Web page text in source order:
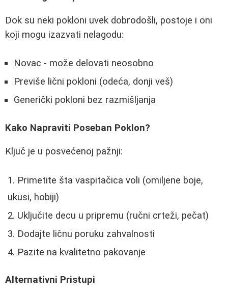
Dok su neki pokloni uvek dobrodošli, postoje i oni
koji mogu izazvati nelagodu:
Novac - može delovati neosobno
Previše lični pokloni (odeća, donji veš)
Generički pokloni bez razmišljanja
Kako Napraviti Poseban Poklon?
Ključ je u posvećenoj pažnji:
Primetite šta vaspitačica voli (omiljene boje,
ukusi, hobiji)
Uključite decu u pripremu (ručni crteži, pečat)
Dodajte ličnu poruku zahvalnosti
Pazite na kvalitetno pakovanje
Alternativni Pristupi